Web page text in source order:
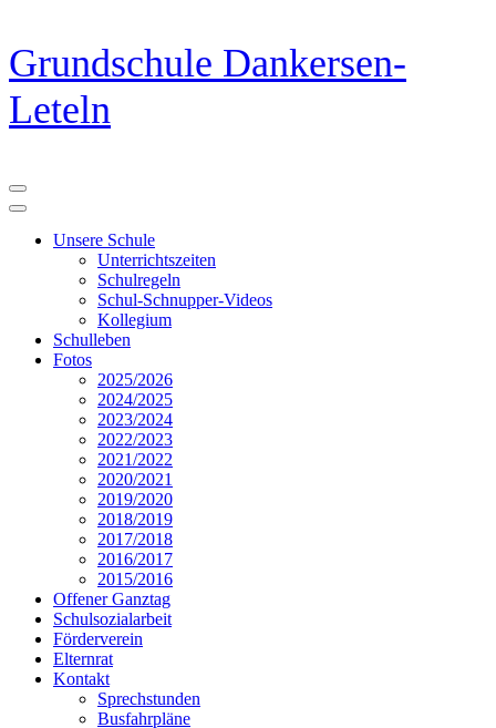
Zum
Inhalt
springen
(Eingabetaste
drücken)
Grundschule Dankersen-
Leteln
Unsere Schule
Unterrichtszeiten
Schulregeln
Schul-Schnupper-Videos
Kollegium
Schulleben
Fotos
2025/2026
2024/2025
2023/2024
2022/2023
2021/2022
2020/2021
2019/2020
2018/2019
2017/2018
2016/2017
2015/2016
Offener Ganztag
Schulsozialarbeit
Förderverein
Elternrat
Kontakt
Sprechstunden
Busfahrpläne